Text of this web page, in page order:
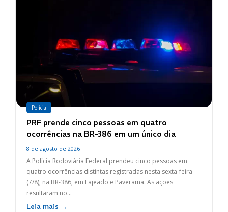
Polícia
PRF prende cinco pessoas em quatro
ocorrências na BR-386 em um único dia
8 de agosto de 2026
A Polícia Rodoviária Federal prendeu cinco pessoas em
quatro ocorrências distintas registradas nesta sexta-feira
(7/8), na BR-386, em Lajeado e Paverama. As ações
resultaram no...
Leia mais →